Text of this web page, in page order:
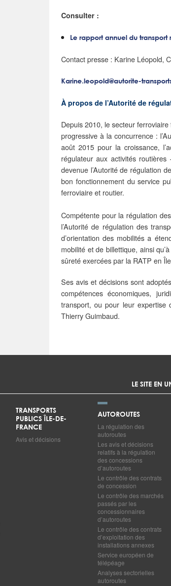
Consulter :
Le rapport annuel du
Contact presse : Karine Léopold,
Karine.leopold@autorite-
À propos de l’Autorité de
Depuis 2010, le secteur
progressive à la concurrence :
août 2015 pour la croissance,
régulateur aux activités
devenue l’Autorité de régulation
bon fonctionnement du service
ferroviaire et routier.
Compétente pour la régulation
l’Autorité de régulation des
d’orientation des mobilités a
mobilité et de billettique, ainsi
sûreté exercées par la RATP en
Ses avis et décisions sont
compétences économiques,
transport, ou pour leur
Thierry Guimbaud.
LE SITE EN
TRANSPORTS
PUBLICS ÎLE-DE-
FRANCE
Avis et décisions
AUTOROUTES
La régulation des
autoroutes
Les avis et décisions
relatifs à la régulation
des concessions
d’autoroutes
Le contrôle des contrats
de concession
Le contrôle des marchés
passés par les
concessionnaires
d’autoroutes
Le contrôle des contrats
d’exploitation des
installations annexes
Service européen de
télépéage
Analyses sectorielles
autoroutes